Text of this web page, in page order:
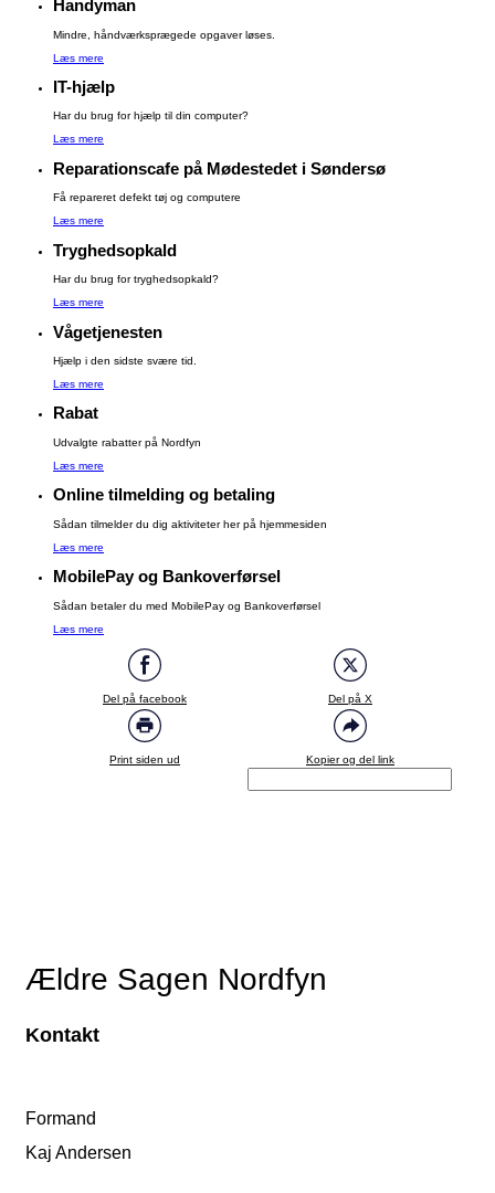
Handyman
Mindre, håndværksprægede opgaver løses.
Læs mere
IT-hjælp
Har du brug for hjælp til din computer?
Læs mere
Reparationscafe på Mødestedet i Søndersø
Få repareret defekt tøj og computere
Læs mere
Tryghedsopkald
Har du brug for tryghedsopkald?
Læs mere
Vågetjenesten
Hjælp i den sidste svære tid.
Læs mere
Rabat
Udvalgte rabatter på Nordfyn
Læs mere
Online tilmelding og betaling
Sådan tilmelder du dig aktiviteter her på hjemmesiden
Læs mere
MobilePay og Bankoverførsel
Sådan betaler du med MobilePay og Bankoverførsel
Læs mere
Del på facebook Del på X
Print siden ud Kopier og del link
Ældre Sagen Nordfyn
Kontakt
Formand
Kaj Andersen